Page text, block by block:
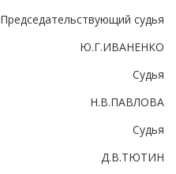
Председательствующий судья
Ю.Г.ИВАНЕНКО
Судья
Н.В.ПАВЛОВА
Судья
Д.В.ТЮТИН